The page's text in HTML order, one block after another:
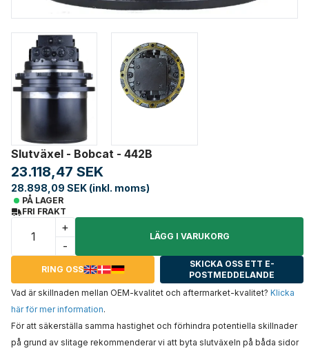
Slutväxel - Bobcat - 442B
23.118,47 SEK
28.898,09 SEK (inkl. moms)
PÅ LAGER
FRI FRAKT
+
-
LÄGG I VARUKORG
RING OSS
SKICKA OSS ETT E-
POSTMEDDELANDE
Vad är skillnaden mellan OEM-kvalitet och aftermarket-kvalitet? Klicka
här för mer information.
För att säkerställa samma hastighet och förhindra potentiella skillnader
på grund av slitage rekommenderar vi att byta slutväxeln på båda sidor